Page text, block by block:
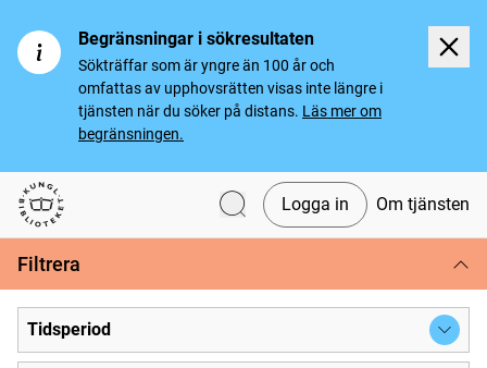
Begränsningar i sökresultaten
Sökträffar som är yngre än 100 år och
omfattas av upphovsrätten visas inte längre i
tjänsten när du söker på distans. Läs mer om
begränsningen.
Svenska tidningar
Logga in Om tjänsten
Filtrera
Tidsperiod